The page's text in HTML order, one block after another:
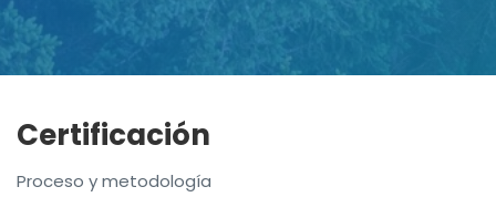
Certificación
Proceso y metodología